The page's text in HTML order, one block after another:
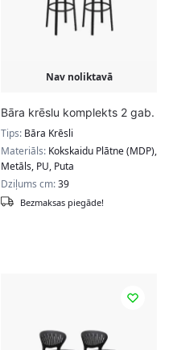
Nav noliktavā
Bāra krēslu komplekts 2 gab.
Tips: Bāra Krēsli
Materiāls: Kokskaidu Plātne (MDP),
Metāls, PU, Puta
Dziļums cm:39
Bezmaksas piegāde!